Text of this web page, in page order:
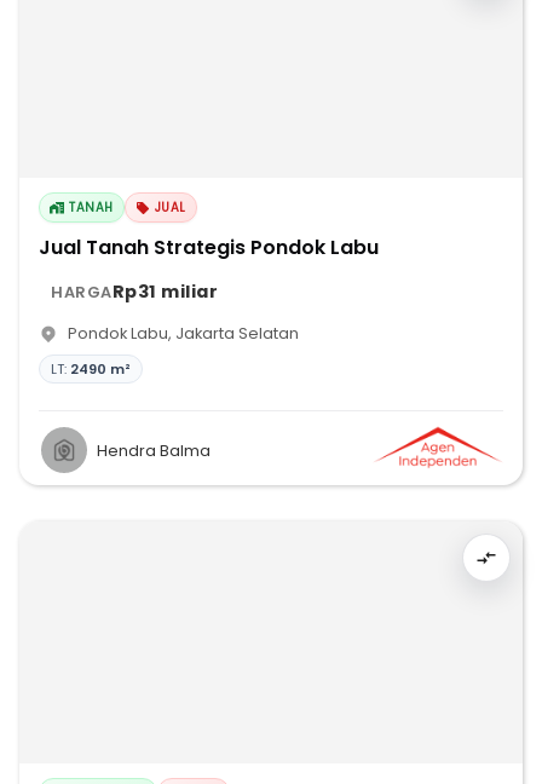
TANAH JUAL
Jual Tanah Strategis Pondok Labu
HARGARp31 miliar
Pondok Labu, Jakarta Selatan
LT: 2490 m²
Hendra Balma